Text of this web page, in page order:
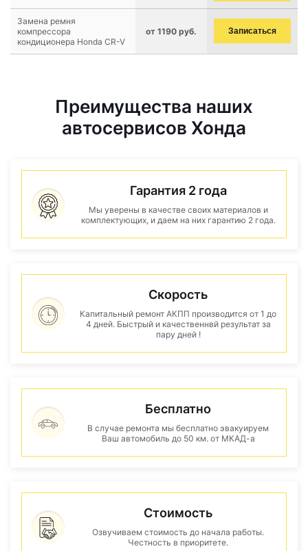
Замена ремня
компрессора
кондиционера Honda CR-V
от 1190 руб. Записаться
Преимущества наших
автосервисов Хонда
Гарантия 2 года
Мы уверены в качестве своих материалов и
комплектующих, и даем на них гарантию 2 года.
Скорость
Капитальный ремонт АКПП производится от 1 до
4 дней. Быстрый и качественнвй результат за
пару дней !
Бесплатно
В случае ремонта мы бесплатно эвакуируем
Ваш автомобиль до 50 км. от МКАД-а
Стоимость
Озвучиваем стоимость до начала работы.
Честность в приоритете.